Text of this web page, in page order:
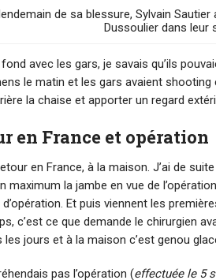
de sa blessure, Sylvain
Dussoulier dans leur
fond avec les gars, je savais qu’ils
le matin et les gars avaient
la chaise et apporter un regard
en France et opération
en France, à la maison. J’ai de
maximum la jambe en vue de
Et puis viennent les
c’est ce que demande le chirurgien
les jours et à la maison c’est genou
pas l’opération (effectuée le 5